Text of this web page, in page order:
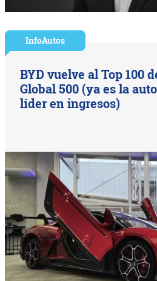
InfoAutos
BYD vuelve al Top 100
Global 500 (ya es la
líder en ingresos)